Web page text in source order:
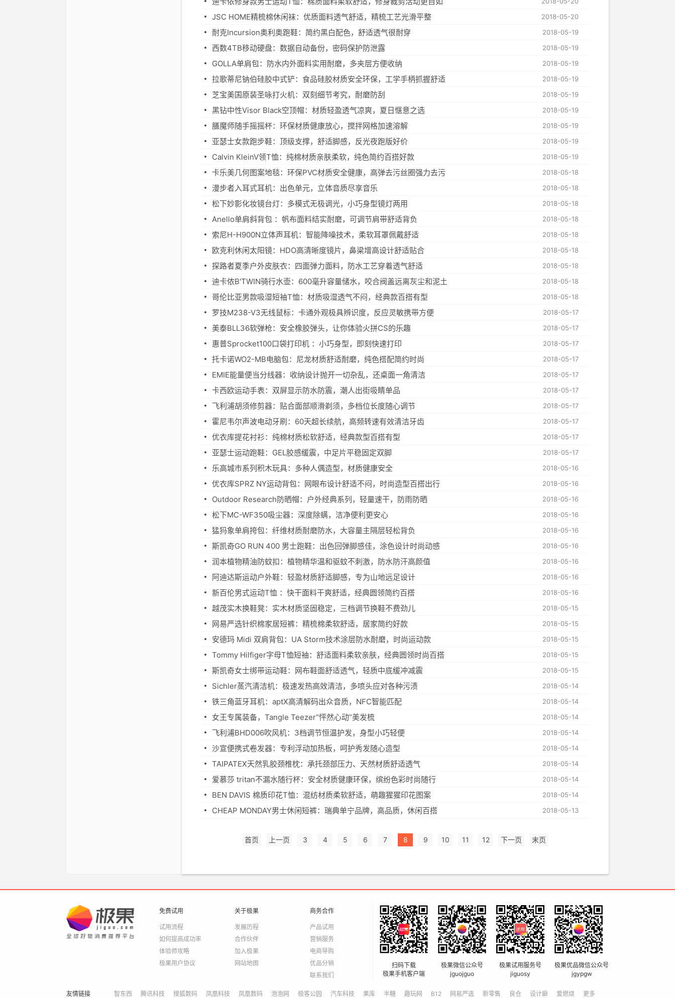
JSC HOME精梳棉休闲袜：优质面料透气舒适，精梳工艺光滑平整 2018-05-20
耐克Incursion奥利奥跑鞋：简约黑白配色，舒适透气很耐穿 2018-05-19
西数4TB移动硬盘：数据自动备份，密码保护防泄露 2018-05-19
GOLLA单肩包：防水内外面料实用耐磨，多夹层方便收纳 2018-05-19
拉歌蒂尼钠伯硅胶中式铲：食品硅胶材质安全环保，工学手柄抓握舒适 2018-05-19
芝宝美国原装圣咏打火机：双刻细节考究，耐磨防刮 2018-05-19
黑钻中性Visor Black空顶帽：材质轻盈透气凉爽，夏日惬意之选 2018-05-19
膳魔师随手摇摇杯：环保材质健康放心，搅拌网格加速溶解 2018-05-19
亚瑟士女款跑步鞋：顶级支撑，舒适脚感，反光夜跑版好价 2018-05-19
Calvin KleinV领T恤：纯棉材质亲肤柔软，纯色简约百搭好款 2018-05-19
卡乐美几何图案地毯：环保PVC材质安全健康，高弹去污丝圈强力去污 2018-05-18
漫步者入耳式耳机：出色单元，立体音质尽享音乐 2018-05-18
松下妙影化妆镜台灯：多模式无极调光，小巧身型镜灯两用 2018-05-18
Anello单肩斜背包 ：帆布面料结实耐磨，可调节肩带舒适背负 2018-05-18
索尼H-H900N立体声耳机：智能降噪技术，柔软耳罩佩戴舒适 2018-05-18
欧克利休闲太阳镜：HDO高清晰度镜片，鼻梁增高设计舒适贴合 2018-05-18
探路者夏季户外皮肤衣：四面弹力面料，防水工艺穿着透气舒适 2018-05-18
迪卡侬B'TWIN骑行水壶：600毫升容量储水，咬合阀盖远离灰尘和泥土 2018-05-18
哥伦比亚男款吸湿短袖T恤：材质吸湿透气不闷，经典款百搭有型 2018-05-18
罗技M238-V3无线鼠标：卡通外观极具辨识度，反应灵敏携带方便 2018-05-17
美泰BLL36软弹枪：安全橡胶弹头，让你体验火拼CS的乐趣 2018-05-17
惠普Sprocket100口袋打印机 ：小巧身型，即刻快速打印 2018-05-17
托卡诺WO2-MB电脑包：尼龙材质舒适耐磨，纯色搭配简约时尚 2018-05-17
EMIE能量便当分线器：收纳设计抛开一切杂乱，还桌面一角清洁 2018-05-17
卡西欧运动手表：双屏显示防水防震，潮人出街吸睛单品 2018-05-17
飞利浦胡须修剪器：贴合面部顺滑剃须，多档位长度随心调节 2018-05-17
霍尼韦尔声波电动牙刷：60天超长续航，高频转速有效清洁牙齿 2018-05-17
优衣库提花衬衫：纯棉材质松软舒适，经典款型百搭有型 2018-05-17
亚瑟士运动跑鞋：GEL胶感缓震，中足片平稳固定双脚 2018-05-17
乐高城市系列积木玩具：多种人偶造型，材质健康安全 2018-05-16
优衣库SPRZ NY运动背包：网眼布设计舒适不闷，时尚造型百搭出行 2018-05-16
Outdoor Research防晒帽：户外经典系列，轻量速干，防雨防晒 2018-05-16
松下MC-WF350吸尘器：深度除螨，洁净便利更安心 2018-05-16
猛犸象单肩挎包：纤维材质耐磨防水，大容量主隔层轻松背负 2018-05-16
斯凯奇GO RUN 400 男士跑鞋：出色回弹脚感佳，涂色设计时尚动感 2018-05-16
润本植物精油防蚊扣：植物精华温和驱蚊不刺激，防水防汗高颜值 2018-05-16
阿迪达斯运动户外鞋：轻盈材质舒适脚感，专为山地远足设计 2018-05-16
新百伦男式运动T恤 ：快干面料干爽舒适，经典圆领简约百搭 2018-05-16
越茂实木换鞋凳：实木材质坚固稳定，三档调节换鞋不费劲儿 2018-05-15
网易严选针织棉家居短裤：精梳棉柔软舒适，居家简约好款 2018-05-15
安德玛 Midi 双肩背包：UA Storm技术涂层防水耐磨，时尚运动款 2018-05-15
Tommy Hilfiger字母T恤短袖：舒适面料柔软亲肤，经典圆领时尚百搭 2018-05-15
斯凯奇女士绑带运动鞋：网布鞋面舒适透气，轻质中底缓冲减震 2018-05-15
Sichler蒸汽清洁机：极速发热高效清洁，多喷头应对各种污渍 2018-05-14
铁三角蓝牙耳机：aptX高清解码出众音质，NFC智能匹配 2018-05-14
女王专属装备，Tangle Teezer“怦然心动”美发梳 2018-05-14
飞利浦BHD006吹风机：3档调节恒温护发，身型小巧轻便 2018-05-14
沙宣便携式卷发器：专利浮动加热板，呵护秀发随心造型 2018-05-14
TAIPATEX天然乳胶颈椎枕：承托颈部压力、天然材质舒适透气 2018-05-14
爱慕莎 tritan不漏水随行杯：安全材质健康环保，缤纷色彩时尚随行 2018-05-14
BEN DAVIS 棉质印花T恤：混纺材质柔软舒适，萌趣猩猩印花图案 2018-05-14
CHEAP MONDAY男士休闲短裤：瑞典单宁品牌，高品质，休闲百搭 2018-05-13
首页 上一页 3 4 5 6 7 8 9 10 11 12 下一页 末页
免费试用
试用流程
如何提高成功率
体验师攻略
极果用户协议
关于极果
发展历程
合作伙伴
加入极果
网站地图
商务合作
产品试用
营销服务
电商导购
优品分销
联系我们
扫码下载
极果手机客户端
极果微信公众号
jguojguo
极果试用服务号
jiguosy
极果优品微信公众号
jgypgw
友情链接 智东西 腾讯科技 搜狐数码 凤凰科技 凤凰数码 泡泡网 极客公园 汽车科技 果库 半糖 趣玩网 B12 网易严选 新零售 良仓 设计癖 爱燃烧 更多